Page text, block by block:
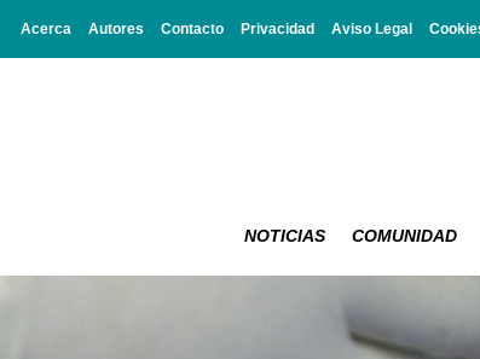
Acerca Autores Contacto Privacidad Aviso Legal
NOTICIAS COMUNIDAD